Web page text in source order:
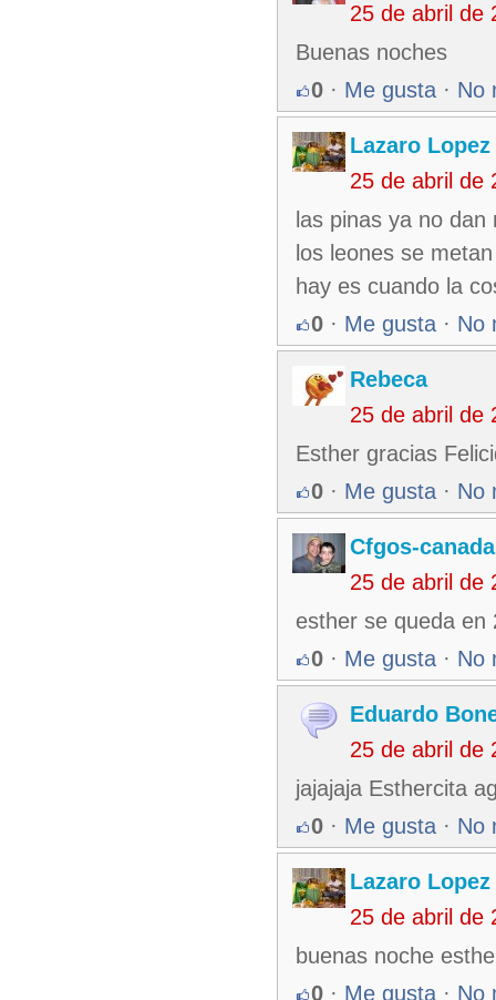
25 de abril de
Buenas noches
0 · Me gusta · No
Lazaro Lopez
25 de abril de
las pinas ya no
los leones se
hay es cuando la
0 · Me gusta · No
Rebeca
25 de abril de
Esther gracias
0 · Me gusta · No
Cfgos-canada
25 de abril de
esther se queda en
0 · Me gusta · No
Eduardo
25 de abril de
jajajaja Esthercita
0 · Me gusta · No
Lazaro Lopez
25 de abril de
buenas noche
0 · Me gusta · No